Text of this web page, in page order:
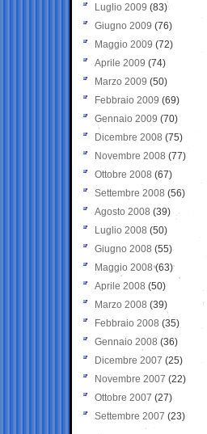
Luglio 2009 (83)
Giugno 2009 (76)
Maggio 2009 (72)
Aprile 2009 (74)
Marzo 2009 (50)
Febbraio 2009 (69)
Gennaio 2009 (70)
Dicembre 2008 (75)
Novembre 2008 (77)
Ottobre 2008 (67)
Settembre 2008 (56)
Agosto 2008 (39)
Luglio 2008 (50)
Giugno 2008 (55)
Maggio 2008(63)
Aprile 2008 (50)
Marzo 2008 (39)
Febbraio 2008 (35)
Gennaio 2008 (36)
Dicembre 2007 (25)
Novembre 2007 (22)
Ottobre 2007 (27)
Settembre 2007 (23)